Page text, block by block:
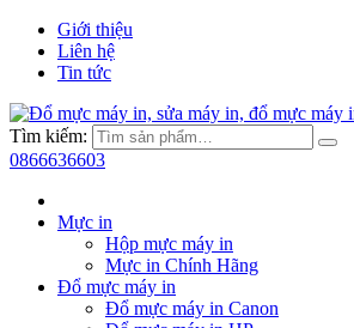
Giới thiệu
Liên hệ
Tin tức
Tìm kiếm:
0866636603
Mực in
Hộp mực máy in
Mực in Chính Hãng
Đổ mực máy in
Đổ mực máy in Canon